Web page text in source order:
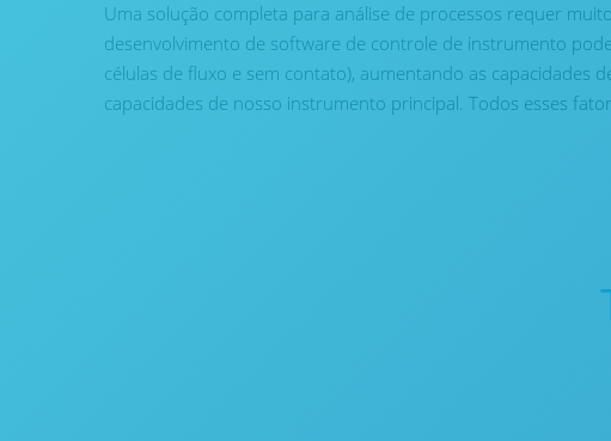
Uma solução completa para análise de processos requer
desenvolvimento de software de controle de instrumento
células de fluxo e sem contato), aumentando as capacidades
capacidades de nosso instrumento principal. Todos esses